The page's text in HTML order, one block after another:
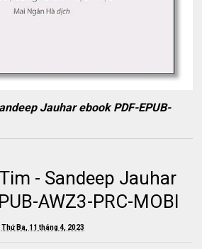
Jauhar ebook PDF-EPUB-
- Sandeep Jauhar
AWZ3-PRC-MOBI
Thứ Ba, 11 tháng 4, 2023